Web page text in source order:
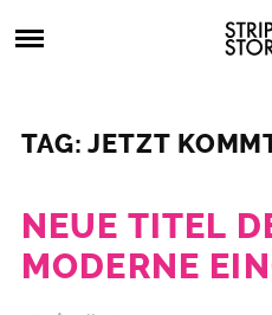
to
Stories
Comics,
TAG: JETZT
NEUE TITEL
MODERNE